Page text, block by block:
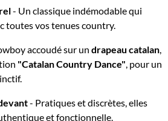
- Un classique indémodable qui
toutes vos tenues country.
accoudé sur un drapeau catalan,
"Catalan Country Dance", pour un
- Pratiques et discrètes, elles
et fonctionnelle.